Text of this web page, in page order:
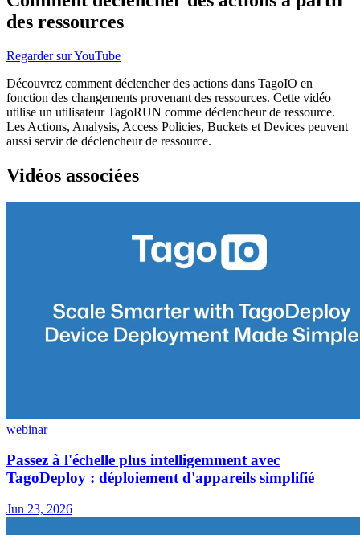
des ressources
Regarder sur YouTube
Découvrez comment déclencher des actions dans TagoIO en
fonction des changements provenant des ressources. Cette vidéo
utilise un utilisateur TagoRUN comme déclencheur de ressource.
Les Actions, Analysis, Access Policies, Buckets et Devices peuvent
aussi servir de déclencheur de ressource.
Vidéos associées
webinar
Passez à l'échelle plus intelligemment avec
TagoDeploy : déploiement d'appareils simplifié
Jun 23, 2026